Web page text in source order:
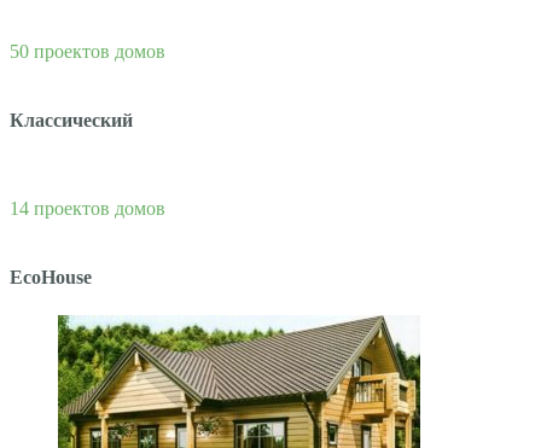
50 проектов домов
Классический
14 проектов домов
EcoHouse